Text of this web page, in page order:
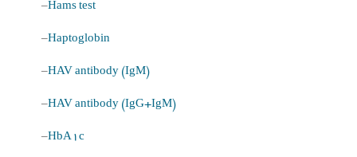
–Hams test
–Haptoglobin
–HAV antibody (IgM)
–HAV antibody (IgG+IgM)
–HbA1c